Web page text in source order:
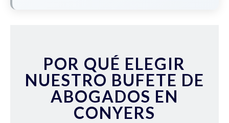
POR QUÉ ELEGIR
NUESTRO BUFETE DE
ABOGADOS EN
CONYERS